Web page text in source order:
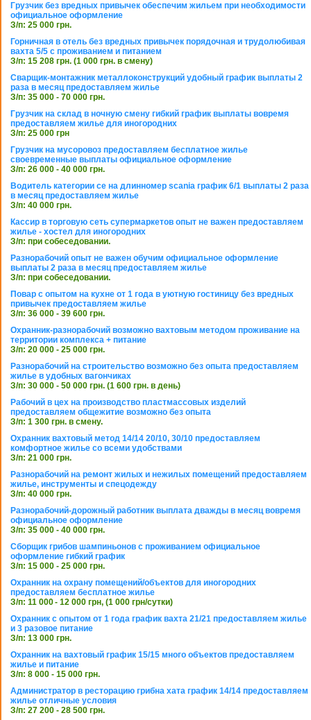
Грузчик без вредных привычек обеспечим жильем при необходимости
официальное оформление
З/п: 25 000 грн.
Горничная в отель без вредных привычек порядочная и трудолюбивая
вахта 5/5 с проживанием и питанием
З/п: 15 208 грн. (1 000 грн. в смену)
Сварщик-монтажник металлоконструкций удобный график выплаты 2
раза в месяц предоставляем жилье
З/п: 35 000 - 70 000 грн.
Грузчик на склад в ночную смену гибкий график выплаты вовремя
предоставляем жилье для иногородних
З/п: 25 000 грн
Грузчик на мусоровоз предоставляем бесплатное жилье
своевременные выплаты официальное оформление
З/п: 26 000 - 40 000 грн.
Водитель категории се на длинномер scania график 6/1 выплаты 2 раза
в месяц предоставляем жилье
З/п: 40 000 грн.
Кассир в торговую сеть супермаркетов опыт не важен предоставляем
жилье - хостел для иногородних
З/п: при собеседовании.
Разнорабочий опыт не важен обучим официальное оформление
выплаты 2 раза в месяц предоставляем жилье
З/п: при собеседовании.
Повар с опытом на кухне от 1 года в уютную гостиницу без вредных
привычек предоставляем жилье
З/п: 36 000 - 39 600 грн.
Охранник-разнорабочий возможно вахтовым методом проживание на
территории комплекса + питание
З/п: 20 000 - 25 000 грн.
Разнорабочий на строительство возможно без опыта предоставляем
жилье в удобных вагончиках
З/п: 30 000 - 50 000 грн. (1 600 грн. в день)
Рабочий в цех на производство пластмассовых изделий
предоставляем общежитие возможно без опыта
З/п: 1 300 грн. в смену.
Охранник вахтовый метод 14/14 20/10, 30/10 предоставляем
комфортное жилье со всеми удобствами
З/п: 21 000 грн.
Разнорабочий на ремонт жилых и нежилых помещений предоставляем
жилье, инструменты и спецодежду
З/п: 40 000 грн.
Разнорабочий-дорожный работник выплата дважды в месяц вовремя
официальное оформление
З/п: 35 000 - 40 000 грн.
Сборщик грибов шампиньонов с проживанием официальное
оформление гибкий график
З/п: 15 000 - 25 000 грн.
Охранник на охрану помещений/объектов для иногородних
предоставляем бесплатное жилье
З/п: 11 000 - 12 000 грн, (1 000 грн/сутки)
Охранник с опытом от 1 года график вахта 21/21 предоставляем жилье
и 3 разовое питание
З/п: 13 000 грн.
Охранник на вахтовый график 15/15 много объектов предоставляем
жилье и питание
З/п: 8 000 - 15 000 грн.
Администратор в ресторацию грибна хата график 14/14 предоставляем
жилье отличные условия
З/п: 27 200 - 28 500 грн.